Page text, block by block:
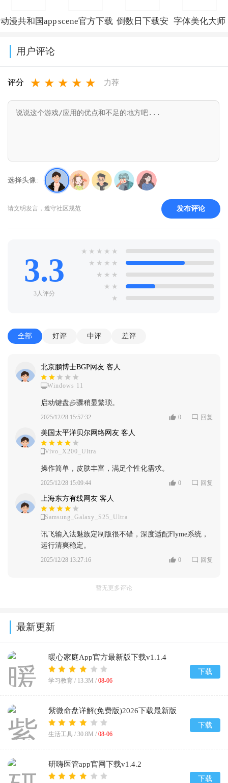
动漫共和国appscene官方下载 倒数日下载安 字体美化大师
用户评论
评分 ★ ★ ★ ★ ★ 力荐
选择头像:
请文明发言，遵守社区规范 发布评论
3.3
3人评分
★ ★ ★ ★ ★
★ ★ ★ ★
★ ★ ★
★ ★
★
全部 好评 中评 差评
北京鹏博士BGP网友 客人
Windows 11
启动键盘步骤稍显繁琐。
2025/12/28 15:57:32 0 回复
美国太平洋贝尔网络网友 客人
Vivo_X200_Ultra
操作简单，皮肤丰富，满足个性化需求。
2025/12/28 15:09:44 0 回复
上海东方有线网友 客人
Samsung_Galaxy_S25_Ultra
讯飞输入法魅族定制版很不错，深度适配Flyme系统，
运行清爽稳定。
2025/12/28 13:27:16 0 回复
暂无更多评论
最新更新
暖心家庭App官方最新版下载v1.1.4
学习教育 / 13.3M / 08-06
下载
紫微命盘详解(免费版)2026下载最新版
v1.1
生活工具 / 30.8M / 08-06
下载
研嗨医管app官网下载v1.4.2
下载